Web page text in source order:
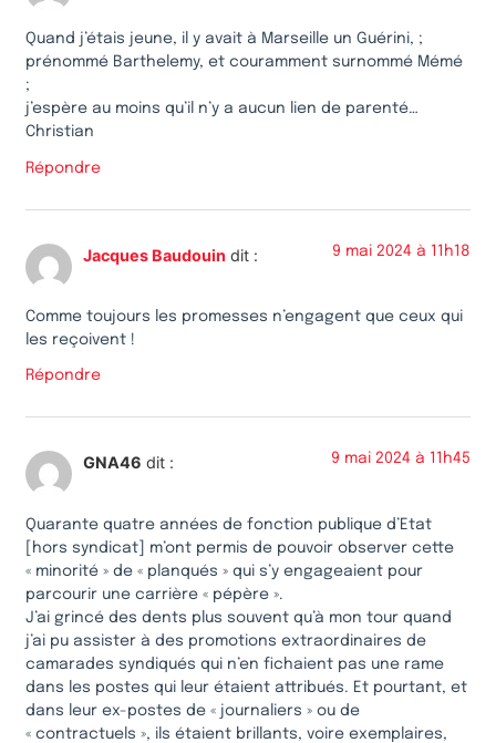
Quand j’étais jeune, il y avait à Marseille un Guérini, ;
prénommé Barthelemy, et couramment surnommé Mémé
;
j’espère au moins qu’il n’y a aucun lien de parenté…
Christian
Répondre
Jacques Baudouin dit : 9 mai 2024 à 11h18
Comme toujours les promesses n’engagent que ceux qui
les reçoivent !
Répondre
GNA46 dit : 9 mai 2024 à 11h45
Quarante quatre années de fonction publique d’Etat
[hors syndicat] m’ont permis de pouvoir observer cette
« minorité » de « planqués » qui s’y engageaient pour
parcourir une carrière « pépère ».
J’ai grincé des dents plus souvent qu’à mon tour quand
j’ai pu assister à des promotions extraordinaires de
camarades syndiqués qui n’en fichaient pas une rame
dans les postes qui leur étaient attribués. Et pourtant, et
dans leur ex-postes de « journaliers » ou de
« contractuels », ils étaient brillants, voire exemplaires,